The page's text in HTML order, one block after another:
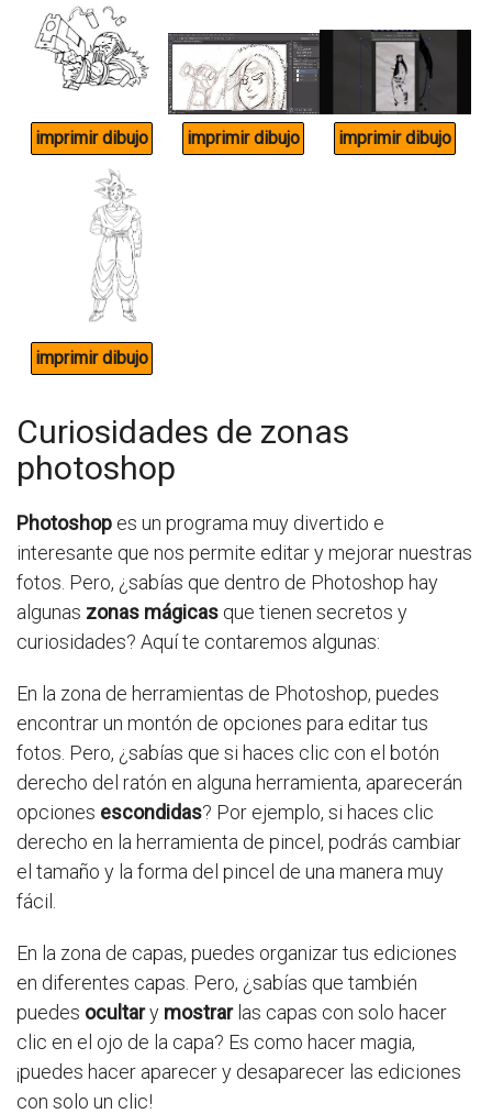
Curiosidades de zonas
photoshop
Photoshop es un programa muy divertido e
interesante que nos permite editar y mejorar nuestras
fotos. Pero, ¿sabías que dentro de Photoshop hay
algunas zonas mágicas que tienen secretos y
curiosidades? Aquí te contaremos algunas:
En la zona de herramientas de Photoshop, puedes
encontrar un montón de opciones para editar tus
fotos. Pero, ¿sabías que si haces clic con el botón
derecho del ratón en alguna herramienta, aparecerán
opciones escondidas? Por ejemplo, si haces clic
derecho en la herramienta de pincel, podrás cambiar
el tamaño y la forma del pincel de una manera muy
fácil.
En la zona de capas, puedes organizar tus ediciones
en diferentes capas. Pero, ¿sabías que también
puedes ocultary mostrarlas capas con solo hacer
clic en el ojo de la capa? Es como hacer magia,
¡puedes hacer aparecer y desaparecer las ediciones
con solo un clic!